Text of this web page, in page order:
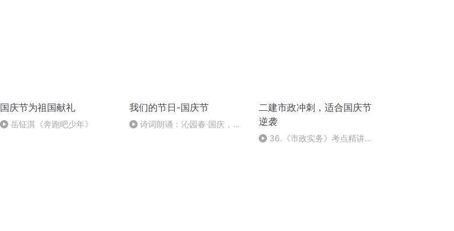
国庆节为祖国献礼
岳钲淇《奔跑吧少年》
我们的节日-国庆节
诗词朗诵：沁园春·国庆，朗
二建市政冲刺，适合国庆节
逆袭
36.《市政实务》考点精讲第